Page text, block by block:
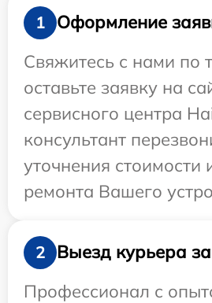
1
Оформление
Свяжитесь с нами по
оставьте заявку на
сервисного центра
консультант
уточнения стоимости
ремонта Вашего
2
Выезд курьера
Профессионал с